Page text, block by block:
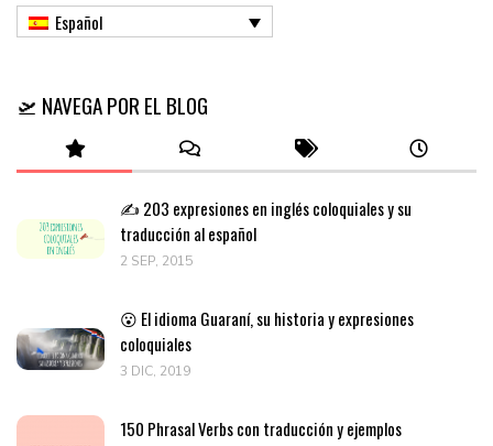
Español
🛫 NAVEGA POR EL BLOG
✍️ 203 expresiones en inglés coloquiales y su
traducción al español
2 SEP, 2015
😮 El idioma Guaraní, su historia y expresiones
coloquiales
3 DIC, 2019
150 Phrasal Verbs con traducción y ejemplos